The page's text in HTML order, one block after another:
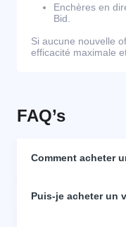
Enchères en
Bid.
Si aucune nouvelle
efficacité maximale
FAQ’s
Comment acheter
Puis-je acheter un